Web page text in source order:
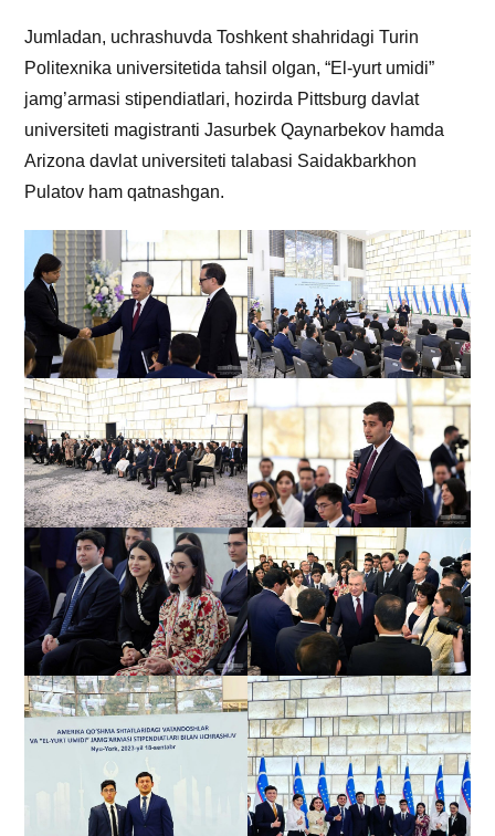
Jumladan, uchrashuvda Toshkent shahridagi Turin
Politexnika universitetida tahsil olgan, “El-yurt umidi”
jamg’armasi stipendiatlari, hozirda Pittsburg davlat
universiteti magistranti Jasurbek Qaynarbekov hamda
Arizona davlat universiteti talabasi Saidakbarkhon
Pulatov ham qatnashgan.